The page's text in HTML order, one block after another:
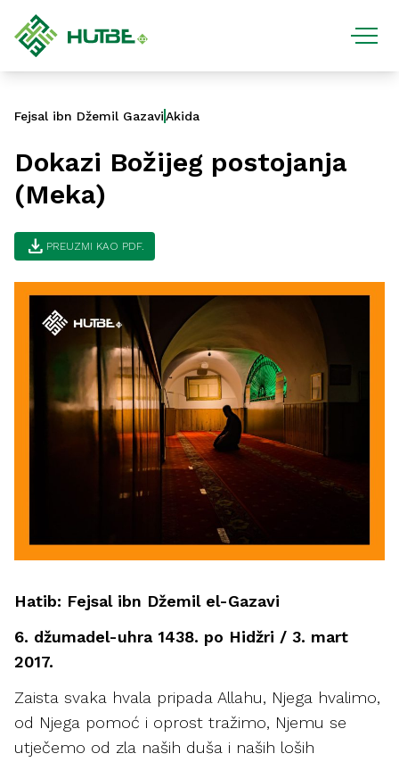
Fejsal ibn Džemil GazaviAkida
Dokazi Božijeg postojanja
(Meka)
download PREUZMI KAO PDF.
Hatib: Fejsal ibn Džemil el-Gazavi
6. džumadel-uhra 1438. po Hidžri / 3. mart
2017.
Zaista svaka hvala pripada Allahu, Njega hvalimo,
od Njega pomoć i oprost tražimo, Njemu se
utječemo od zla naših duša i naših loših